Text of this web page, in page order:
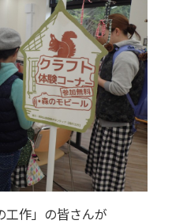
工作」の皆さんが